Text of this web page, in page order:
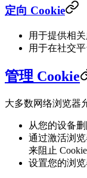
定向 Cookie
用于提供相
用于在社交
管理 Cookie
大多数网络浏览器
从您的设备
通过激活浏
来阻止 Cookie
设置您的浏